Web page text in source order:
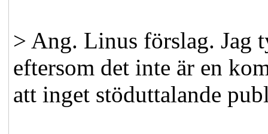
> Ang. Linus förslag. Jag
eftersom det inte är en
att inget stöduttalande